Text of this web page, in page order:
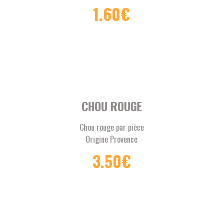
1.60€
CHOU ROUGE
Chou rouge par pièce
Origine Provence
3.50€